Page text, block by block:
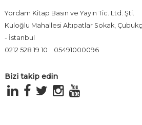
Yordam Kitap Basın ve Yayın Tic. Ltd. Şti.
Kuloğlu Mahallesi Altıpatlar Sokak,
- İstanbul
0212 528 19 10
05491000096
Bizi takip edin